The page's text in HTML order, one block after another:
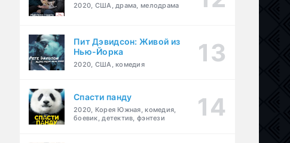
2020, США, драма, мелодрама
Пит Дэвидсон: Живой из
Нью-Йорка
2020, США, комедия
Спасти панду
2020, Корея Южная, комедия,
боевик, детектив, фэнтези